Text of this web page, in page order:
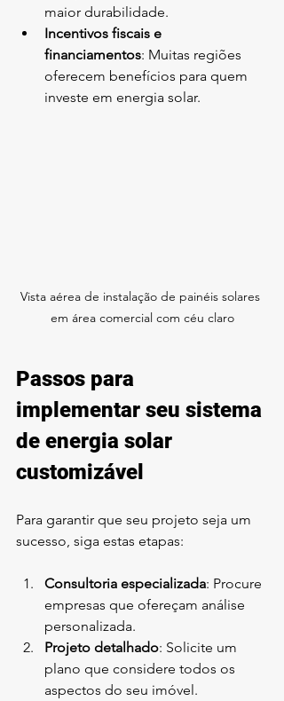
maior durabilidade.
Incentivos fiscais e
financiamentos: Muitas regiões
oferecem benefícios para quem
investe em energia solar.
Vista aérea de instalação de painéis solares
em área comercial com céu claro
Passos para
implementar seu sistema
de energia solar
customizável
Para garantir que seu projeto seja um
sucesso, siga estas etapas:
Consultoria especializada: Procure
empresas que ofereçam análise
personalizada.
Projeto detalhado: Solicite um
plano que considere todos os
aspectos do seu imóvel.